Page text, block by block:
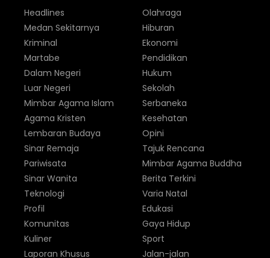
Headlines
Medan Sekitarnya
Kriminal
Martabe
Dalam Negeri
Luar Negeri
Olahraga
Hiburan
Ekonomi
Pendidikan
Hukum
Sekolah
Mimbar Agama Islam
Agama Kristen
Lembaran Budaya
Sinar Remaja
Pariwisata
Sinar Wanita
Serbaneka
Kesehatan
Opini
Tajuk Rencana
Mimbar Agama Buddha
Berita Terkini
Teknologi
Profil
Komunitas
Kuliner
Laporan Khusus
Varia Natal
Edukasi
Gaya Hidup
Sport
Jalan-jalan